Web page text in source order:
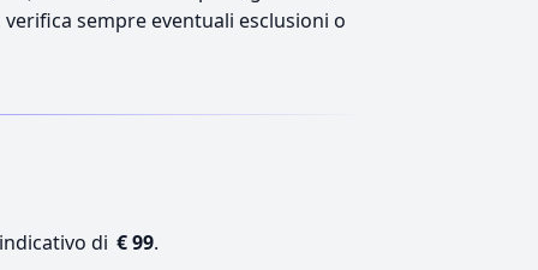
sempre eventuali esclusioni o
di € 99.